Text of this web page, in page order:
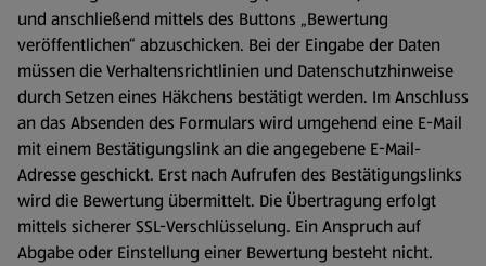
und anschließend mittels des Buttons „Bewertung
veröffentlichen“ abzuschicken. Bei der Eingabe der Daten
müssen die Verhaltensrichtlinien und Datenschutzhinweise
durch Setzen eines Häkchens bestätigt werden. Im Anschluss
an das Absenden des Formulars wird umgehend eine E-Mail
mit einem Bestätigungslink an die angegebene E-Mail-
Adresse geschickt. Erst nach Aufrufen des Bestätigungslinks
wird die Bewertung übermittelt. Die Übertragung erfolgt
mittels sicherer SSL-Verschlüsselung. Ein Anspruch auf
Abgabe oder Einstellung einer Bewertung besteht nicht.